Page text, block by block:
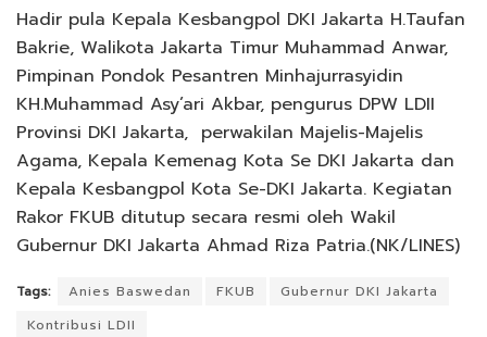
Hadir pula Kepala Kesbangpol DKI Jakarta H.Taufan
Bakrie, Walikota Jakarta Timur Muhammad Anwar,
Pimpinan Pondok Pesantren Minhajurrasyidin
KH.Muhammad Asy’ari Akbar, pengurus DPW LDII
Provinsi DKI Jakarta, perwakilan Majelis-Majelis
Agama, Kepala Kemenag Kota Se DKI Jakarta dan
Kepala Kesbangpol Kota Se-DKI Jakarta. Kegiatan
Rakor FKUB ditutup secara resmi oleh Wakil
Gubernur DKI Jakarta Ahmad Riza Patria.(NK/LINES)
Tags: Anies Baswedan FKUB
Gubernur DKI Jakarta
Kontribusi LDII